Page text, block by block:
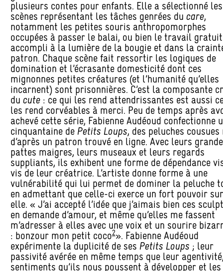
plusieurs contes pour enfants. Elle a sélectionné les
scènes représentant les tâches genrées du care,
notamment les petites souris anthropomorphes
occupées à passer le balai, ou bien le travail gratuit
accompli à la lumière de la bougie et dans la
patron. Chaque scène fait ressortir les logiques de
domination et l’écrasante domesticité dont ces
mignonnes petites créatures (et l’humanité qu’elles
incarnent) sont prisonnières. C’est la composante
du cute: ce qui les rend attendrissantes est aussi
les rend corvéables à merci. Peu de temps après
achevé cette série, Fabienne Audéoud confectionne
cinquantaine de Petits Loups, des peluches
d’après un patron trouvé en ligne. Avec leurs
pattes maigres, leurs museaux et leurs regards
suppliants, ils exhibent une forme de dépendance
vis de leur créatrice. L’artiste donne forme à une
vulnérabilité qui lui permet de dominer la peluche
en admettant que celle-ci exerce un fort pouvoir sur
elle. « J’ai accepté l’idée que j’aimais bien ces
en demande d’amour, et même qu’elles me fassent
m’adresser à elles avec une voix et un sourire
: bonzour mon petit coco2». Fabienne Audéoud
expérimente la duplicité de ses Petits Loups ; leur
passivité avérée en même temps que leur
sentiments qu’ils nous poussent à développer et les